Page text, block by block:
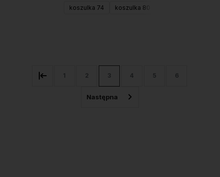
koszulka 74 koszulka 80
1 2 3 4 5 6